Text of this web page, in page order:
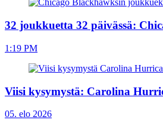
32 joukkuetta 32 päivässä:
1:19 PM
Viisi kysymystä: Carolina
05. elo 2026